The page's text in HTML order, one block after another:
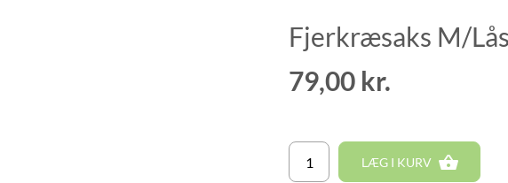
Fjerkræsaks M/Lås
79,00 kr.
LÆG I KURV